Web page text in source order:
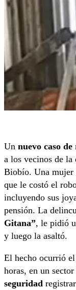
Un nuevo caso
a los vecinos de la
Biobío. Una mujer
que le costó el
incluyendo sus
pensión. La
Gitana”, le pidió
y luego la asaltó.
El hecho ocurrió
horas, en un
seguridad